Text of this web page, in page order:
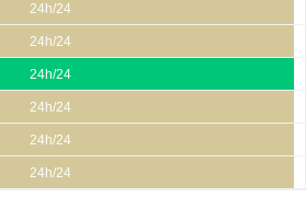
24h/24
24h/24
24h/24
24h/24
24h/24
24h/24